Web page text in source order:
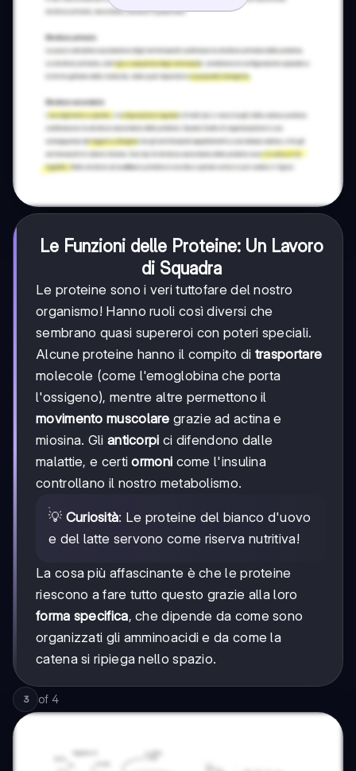
Le Funzioni delle Proteine: Un Lavoro
di Squadra
Le proteine sono i veri tuttofare del nostro
organismo! Hanno ruoli così diversi che
sembrano quasi supereroi con poteri speciali.
Alcune proteine hanno il compito di trasportare
molecole (come l'emoglobina che porta
l'ossigeno), mentre altre permettono il
movimento muscolare grazie ad actina e
miosina. Gli anticorpi ci difendono dalle
malattie, e certiormoni come l'insulina
controllano il nostro metabolismo.
💡 Curiosità: Le proteine del bianco d'uovo
e del latte servono come riserva nutritiva!
La cosa più affascinante è che le proteine
riescono a fare tutto questo grazie alla loro
forma specifica, che dipende da come sono
organizzati gli amminoacidi e da come la
catena si ripiega nello spazio.
3 of 4